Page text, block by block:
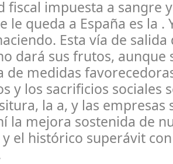
fiscal impuesta a sangre
le queda a España es la .
Esta vía de
dará sus frutos, aunque
de medidas
y los sacrificios sociales
la a, y las empresas
la mejora sostenida de
el histórico superávit